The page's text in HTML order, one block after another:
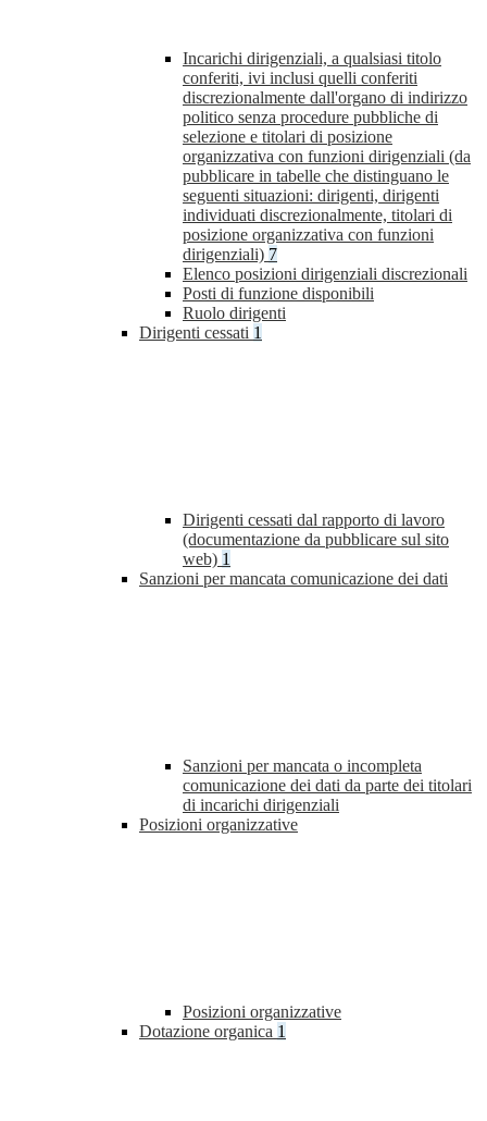
Incarichi dirigenziali, a qualsiasi titolo
conferiti, ivi inclusi quelli conferiti
discrezionalmente dall'organo di indirizzo
politico senza procedure pubbliche di
selezione e titolari di posizione
organizzativa con funzioni dirigenziali (da
pubblicare in tabelle che distinguano le
seguenti situazioni: dirigenti, dirigenti
individuati discrezionalmente, titolari di
posizione organizzativa con funzioni
dirigenziali) 7
Elenco posizioni dirigenziali discrezionali
Posti di funzione disponibili
Ruolo dirigenti
Dirigenti cessati 1
Dirigenti cessati dal rapporto di lavoro
(documentazione da pubblicare sul sito
web) 1
Sanzioni per mancata comunicazione dei dati
Sanzioni per mancata o incompleta
comunicazione dei dati da parte dei titolari
di incarichi dirigenziali
Posizioni organizzative
Posizioni organizzative
Dotazione organica 1